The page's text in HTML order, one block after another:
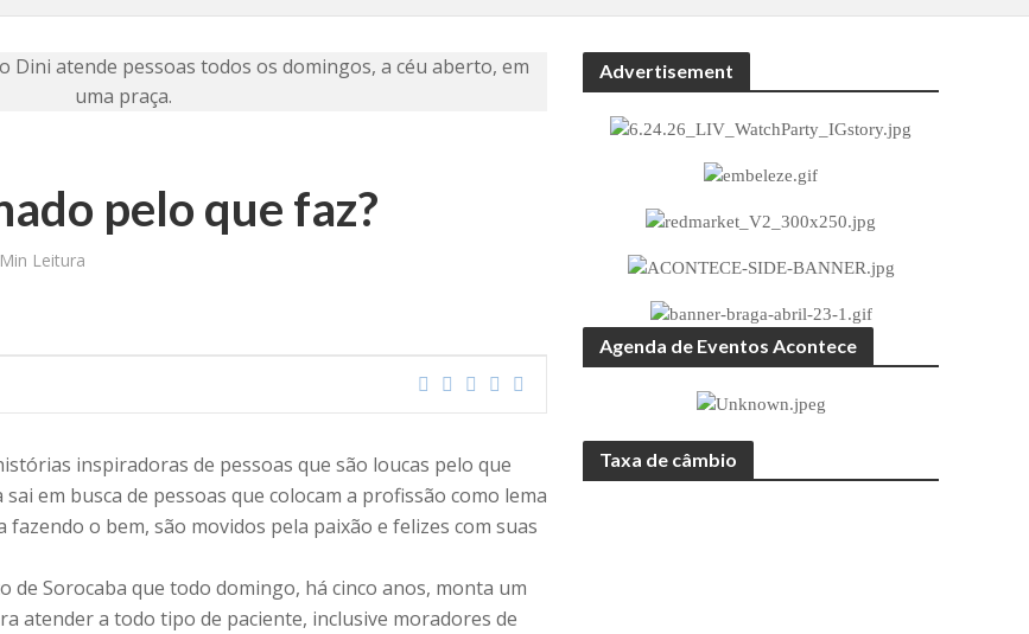
pelo que faz?
Leitura
inspiradoras de pessoas que são loucas pelo que
em busca de pessoas que colocam a profissão como lema
o bem, são movidos pela paixão e felizes com suas
de Sorocaba que todo domingo, há cinco anos, monta um
atender a todo tipo de paciente, inclusive moradores de
Advertisement
Agenda de Eventos Acontece
Taxa de câmbio